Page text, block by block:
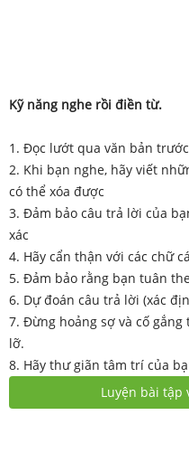
Kỹ năng nghe rồi điền từ.
1. Đọc lướt qua văn bản
2. Khi bạn nghe, hãy viết
có thể xóa được
3. Đảm bảo câu trả lời của
xác
4. Hãy cẩn thận với các chữ
5. Đảm bảo rằng bạn tuân
6. Dự đoán câu trả lời (xác
7. Đừng hoảng sợ và cố
lỡ.
8. Hãy thư giãn tâm trí của
Luyện bài tập